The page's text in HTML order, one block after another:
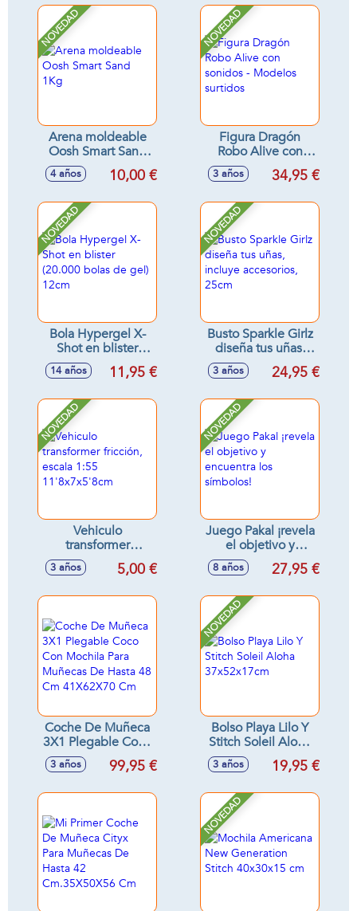
NOVEDAD
Arena moldeable
Oosh Smart Sand
1Kg
4 años 10,00 €
NOVEDAD
Figura Dragón
Robo Alive con
sonidos - Modelos
surtidos
3 años 34,95 €
NOVEDAD
Bola Hypergel X-
Shot en blister
(20.000 bolas de
gel) 12cm
14 años 11,95 €
NOVEDAD
Busto Sparkle Girlz
diseña tus uñas,
incluye accesorios,
25cm
3 años 24,95 €
NOVEDAD
Vehiculo
transformer
fricción, escala 1:55
11'8x7x5'8cm
3 años 5,00 €
NOVEDAD
Juego Pakal ¡revela
el objetivo y
encuentra los
símbolos!
8 años 27,95 €
Coche De Muñeca
3X1 Plegable Coco
Con Mochila Para
Muñecas De Hasta
3 años 99,95 €
NOVEDAD
Bolso Playa Lilo Y
Stitch Soleil Aloha
37x52x17cm
3 años 19,95 €
NOVEDAD